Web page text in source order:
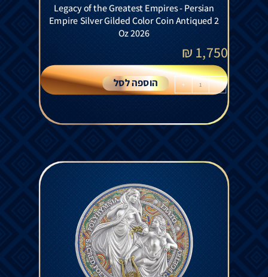
Legacy of the Greatest Empires - Persian
Empire Silver Gilded Color Coin Antiqued 2
Oz 2026
1,750
₪
-
+ הוספה לסל